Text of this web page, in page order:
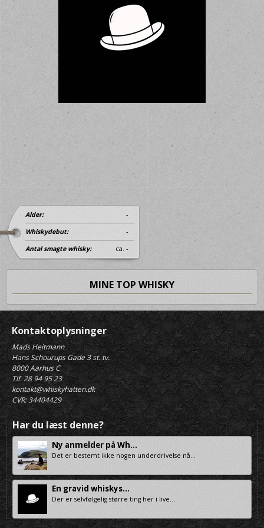
Alder: -
Whiskydebut: -
Antal smagte whisky: ca. -
MINE TOP WHISKY
Kontaktoplysninger
Mads Heitmann
Hans Schourups Gade 3 st. tv.
8000 Aarhus C
Tlf. 28 94 95 23
kontakt@whiskyhatten.dk
CVR: 34404429
Har du læst denne?
Ny anmelder på Wh...
Det er bestemt ikke nogen underdrivelse nå...
En gravid whiskys...
Der er selvfølgelig større ting her i live...